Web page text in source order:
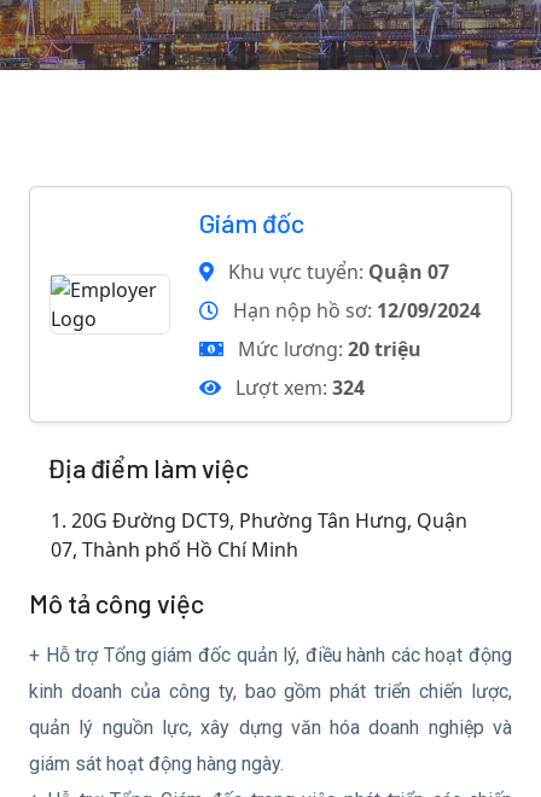
Giám đốc
Khu vực tuyển: Quận 07
Hạn nộp hồ sơ: 12/09/2024
Mức lương: 20 triệu
Lượt xem: 324
Địa điểm làm việc
1. 20G Đường DCT9, Phường Tân Hưng, Quận
07, Thành phố Hồ Chí Minh
Mô tả công việc
+ Hỗ trợ Tổng giám đốc quản lý, điều hành các hoạt động
kinh doanh của công ty, bao gồm phát triển chiến lược,
quản lý nguồn lực, xây dựng văn hóa doanh nghiệp và
giám sát hoạt động hàng ngày.